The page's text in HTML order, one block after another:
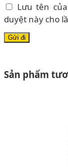
Lưu tên
duyệt này cho
Sản phẩm